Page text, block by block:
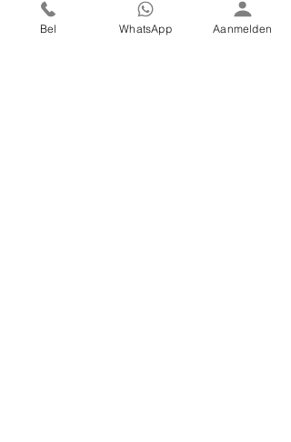
Volg ons op social media
Bel WhatsApp Aanmelden